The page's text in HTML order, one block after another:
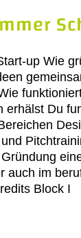
up Wie
erhälst Du
auch im
Block I